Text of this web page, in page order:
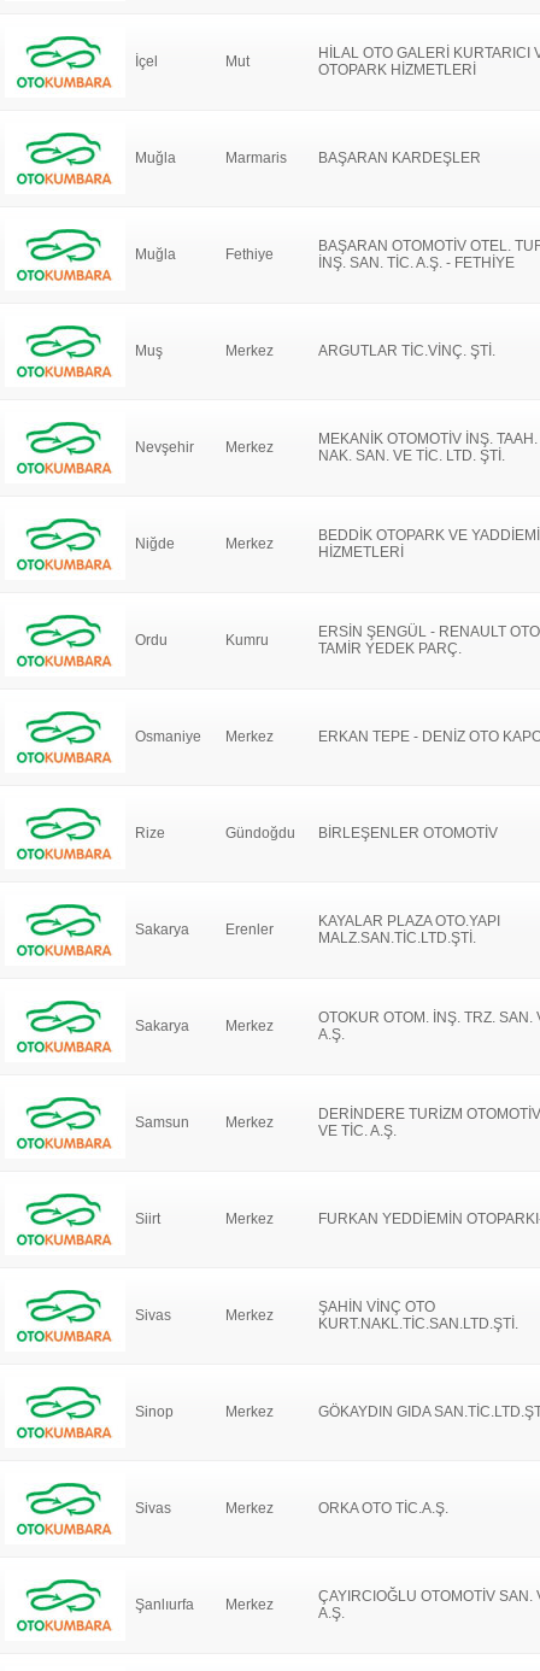
İçel Mut
HİLAL OTO GALERİ KURTARICI
OTOPARK HİZMETLERİ
Muğla Marmaris BAŞARAN KARDEŞLER
Muğla Fethiye
BAŞARAN OTOMOTİV OTEL.
İNŞ. SAN. TİC. A.Ş. - FETHİYE
Muş Merkez ARGUTLAR TİC.VİNÇ. ŞTİ.
Nevşehir Merkez
MEKANİK OTOMOTİV İNŞ.
NAK. SAN. VE TİC. LTD. ŞTİ.
Niğde Merkez
BEDDİK OTOPARK VE
HİZMETLERİ
Ordu Kumru
ERSİN ŞENGÜL - RENAULT OTO
TAMİR YEDEK PARÇ.
Osmaniye Merkez ERKAN TEPE - DENİZ OTO
Rize Gündoğdu BİRLEŞENLER OTOMOTİV
Sakarya Erenler
KAYALAR PLAZA OTO.YAPI
MALZ.SAN.TİC.LTD.ŞTİ.
Sakarya Merkez
OTOKUR OTOM. İNŞ. TRZ. SAN.
A.Ş.
Samsun Merkez
DERİNDERE TURİZM
VE TİC. A.Ş.
Siirt Merkez FURKAN YEDDİEMİN
Sivas Merkez
ŞAHİN VİNÇ OTO
KURT.NAKL.TİC.SAN.LTD.ŞTİ.
Sinop Merkez GÖKAYDIN GIDA
Sivas Merkez ORKA OTO TİC.A.Ş.
Şanlıurfa Merkez
ÇAYIRCIOĞLU OTOMOTİV SAN.
A.Ş.